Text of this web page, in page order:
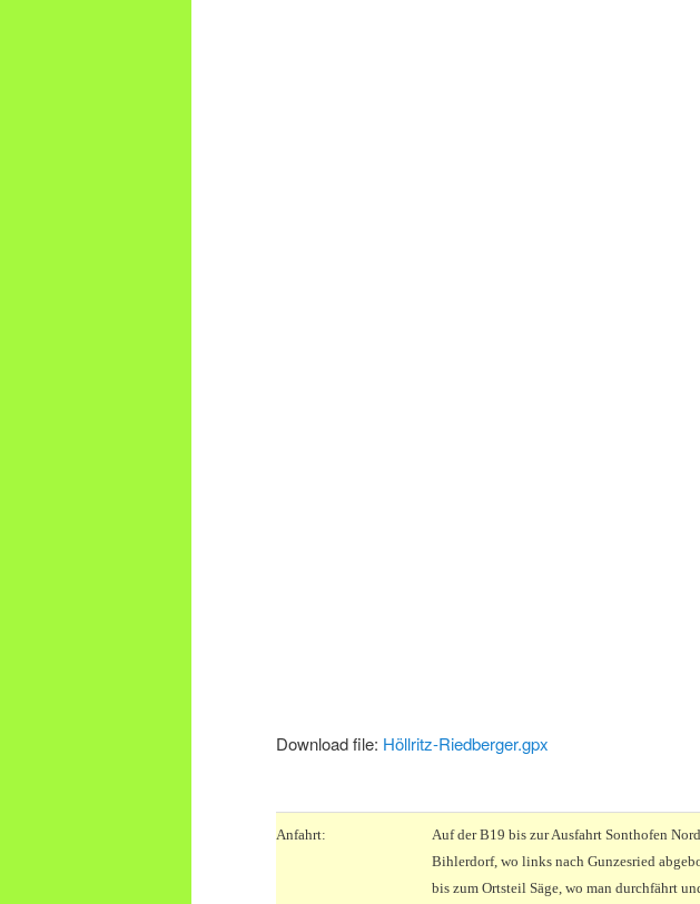
Download file: Höllritz-Riedberger.gpx
Anfahrt:
Auf der B19 bis zur Ausfahrt Sonthofen
Bihlerdorf, wo links nach Gunzesried
bis zum Ortsteil Säge, wo man durchfährt